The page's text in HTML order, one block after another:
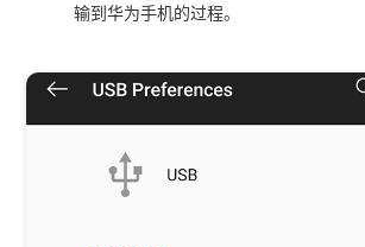
输到华为手机的过程。